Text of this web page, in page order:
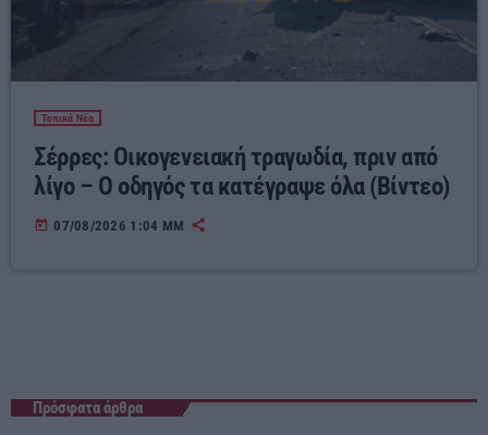
Τοπικά Νέα
Σέρρες: Οικογενειακή τραγωδία, πριν από
λίγο – Ο οδηγός τα κατέγραψε όλα (Βίντεο)
today 07/08/2026 1:04 ΜΜ
Πρόσφατα άρθρα